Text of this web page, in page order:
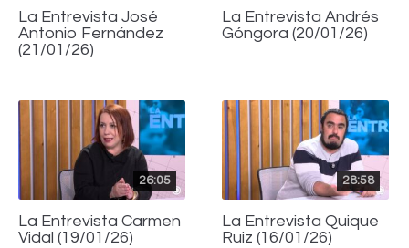
La Entrevista José
Antonio Fernández
(21/01/26)
La Entrevista Andrés
Góngora (20/01/26)
26:05
La Entrevista Carmen
Vidal (19/01/26)
28:58
La Entrevista Quique
Ruiz (16/01/26)